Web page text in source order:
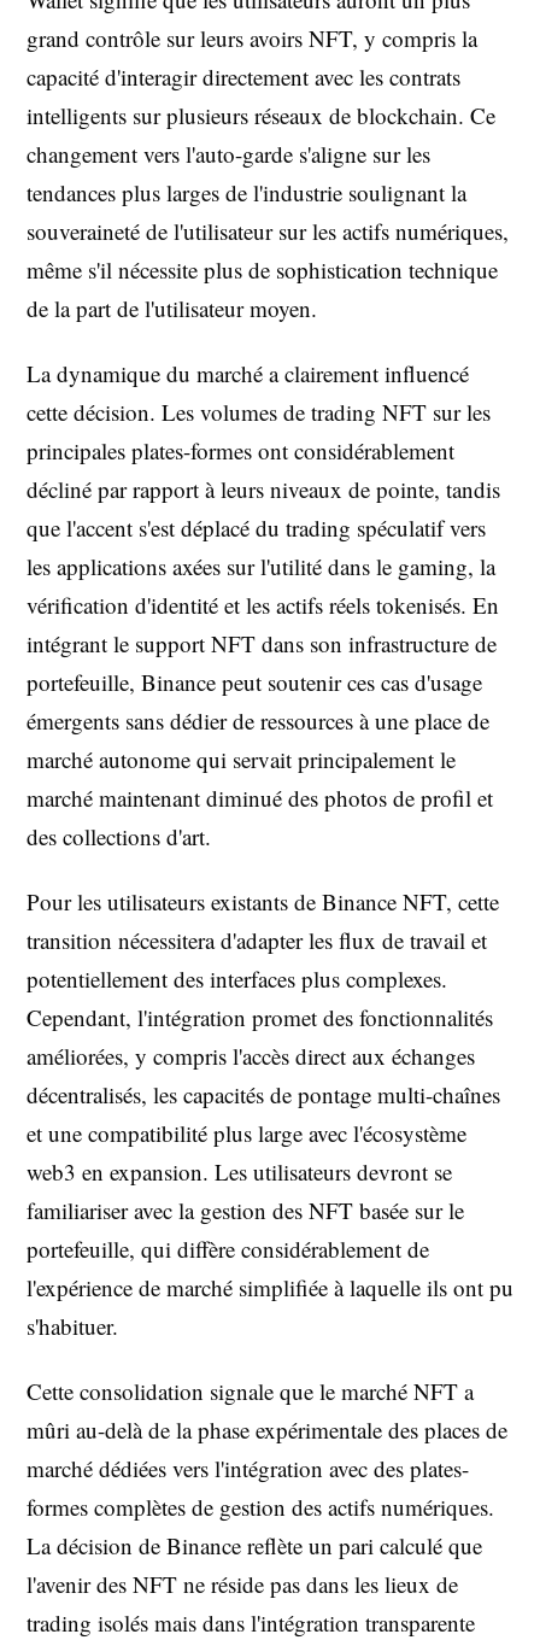
grand contrôle sur leurs avoirs NFT, y compris la
capacité d'interagir directement avec les contrats
intelligents sur plusieurs réseaux de blockchain. Ce
changement vers l'auto-garde s'aligne sur les
tendances plus larges de l'industrie soulignant la
souveraineté de l'utilisateur sur les actifs numériques,
même s'il nécessite plus de sophistication technique
de la part de l'utilisateur moyen.
La dynamique du marché a clairement influencé
cette décision. Les volumes de trading NFT sur les
principales plates-formes ont considérablement
décliné par rapport à leurs niveaux de pointe, tandis
que l'accent s'est déplacé du trading spéculatif vers
les applications axées sur l'utilité dans le gaming, la
vérification d'identité et les actifs réels tokenisés. En
intégrant le support NFT dans son infrastructure de
portefeuille, Binance peut soutenir ces cas d'usage
émergents sans dédier de ressources à une place de
marché autonome qui servait principalement le
marché maintenant diminué des photos de profil et
des collections d'art.
Pour les utilisateurs existants de Binance NFT, cette
transition nécessitera d'adapter les flux de travail et
potentiellement des interfaces plus complexes.
Cependant, l'intégration promet des fonctionnalités
améliorées, y compris l'accès direct aux échanges
décentralisés, les capacités de pontage multi-chaînes
et une compatibilité plus large avec l'écosystème
web3 en expansion. Les utilisateurs devront se
familiariser avec la gestion des NFT basée sur le
portefeuille, qui diffère considérablement de
l'expérience de marché simplifiée à laquelle ils ont pu
s'habituer.
Cette consolidation signale que le marché NFT a
mûri au-delà de la phase expérimentale des places de
marché dédiées vers l'intégration avec des plates-
formes complètes de gestion des actifs numériques.
La décision de Binance reflète un pari calculé que
l'avenir des NFT ne réside pas dans les lieux de
trading isolés mais dans l'intégration transparente